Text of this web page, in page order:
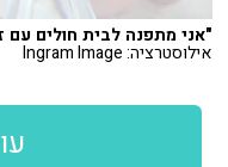
"אני מתפנה לבית חולים עם
אילוסטרציה: Ingram Image